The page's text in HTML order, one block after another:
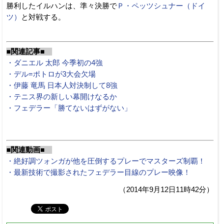
勝利したイルハンは、準々決勝で Ｐ・ペッツシュナー（ドイ
ツ）
と対戦する。
■関連記事■
・ダニエル 太郎 今季初の4強
・デル=ポトロが3大会欠場
・伊藤 竜馬 日本人対決制して8強
・テニス界の新しい幕開けなるか
・フェデラー「勝てないはずがない」
■関連動画■
・絶好調ツォンガが他を圧倒するプレーでマスターズ制覇！
・最新技術で撮影されたフェデラー目線のプレー映像！
（2014年9月12日11時42分）